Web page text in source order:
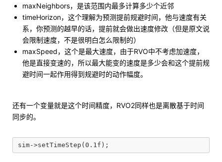
maxNeighbors，是该范围内最多计算多少个近邻
timeHorizon，这个理解为预测提前规避时间，他与速度有关
系，你预测的越早的话，提前就会做出速度修改（但是原文说
会限制速度，不是很明白怎么限制的）
maxSpeed，这个是最大速度，由于RVO中不考虑加速度，
他是直接变速的，所以最大能变的速度是多少会和这个提前规
避时间一起作用得到规避时的动作幅度。
还有一个变量就是这个时间精度，RVO2同样也是离散基于时间
同步的。